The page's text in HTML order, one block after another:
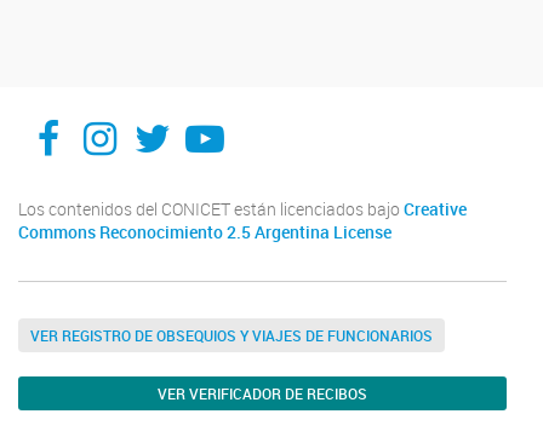
Facebook
Instagram
X You Tube
Los contenidos del CONICET están licenciados bajo Creative
Commons Reconocimiento 2.5 Argentina License
VER REGISTRO DE OBSEQUIOS Y VIAJES DE FUNCIONARIOS
VER VERIFICADOR DE RECIBOS